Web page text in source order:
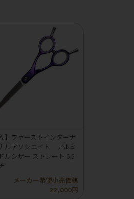
】ファーストインターナ
ルアソシエイト アルミ
ルシザー ストレート 6.5
メーカー希望小売価格
22,000円